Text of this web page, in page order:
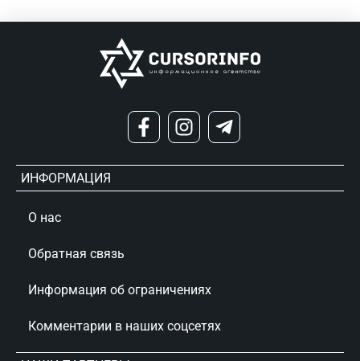
ИНФОРМАЦИЯ
О нас
Обратная связь
Информация об ограничениях
Комментарии в наших соцсетях